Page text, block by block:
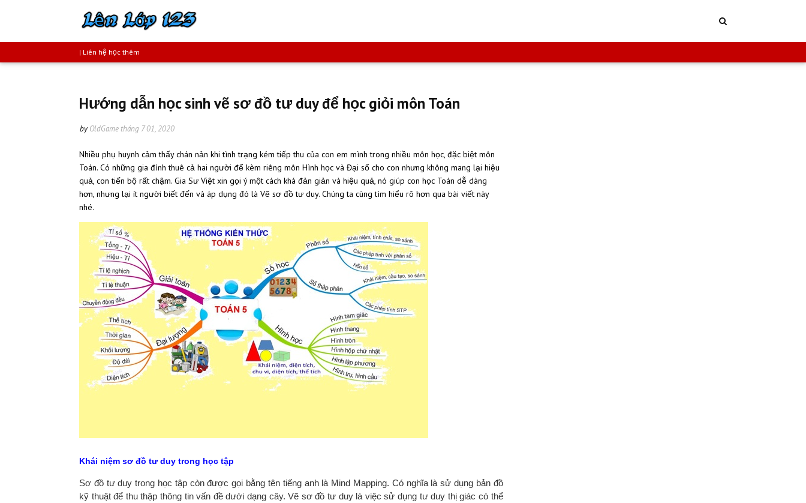
| Liên hệ học thêm
Hướng dẫn học sinh vẽ sơ đồ tư duy để học giỏi môn Toán
by OldGame tháng 7 01, 2020
Nhiều phụ huynh cảm thấy chán nản khi tình trạng kém tiếp thu của con em mình trong nhiều môn học, đặc biệt môn
Toán. Có những gia đình thuê cả hai người để kèm riêng môn Hình học và Đại số cho con nhưng không mang lại hiệu
quả, con tiến bộ rất chậm. Gia Sư Việt xin gọi ý một cách khá đản giản và hiệu quả, nó giúp con học Toán dễ dàng
hơn, nhưng lại ít người biết đến và áp dụng đó là Vẽ sơ đồ tư duy. Chúng ta cùng tìm hiểu rõ hơn qua bài viết này
nhé.
Khái niệm sơ đồ tư duy trong học tập
Sơ đồ tư duy trong học tập còn được gọi bằng tên tiếng anh là Mind Mapping. Có nghĩa là sử dụng bản đồ
kỹ thuật để thu thập thông tin vấn đề dưới dạng cây. Vẽ sơ đồ tư duy là việc sử dụng tư duy thị giác có thể